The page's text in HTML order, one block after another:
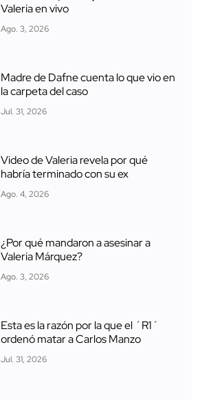
Valeria en vivo
Ago. 3, 2026
Madre de Dafne cuenta lo que vio en
la carpeta del caso
Jul. 31, 2026
Video de Valeria revela por qué
habría terminado con su ex
Ago. 4, 2026
¿Por qué mandaron a asesinar a
Valeria Márquez?
Ago. 3, 2026
Esta es la razón por la que el ´R1´
ordenó matar a Carlos Manzo
Jul. 31, 2026